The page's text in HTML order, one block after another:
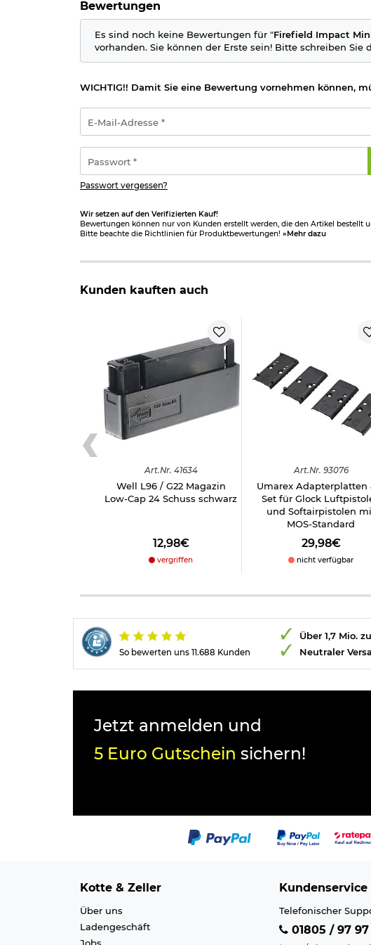
45 Grad 20 - 22 mm Halterung schwarz
Kunststoff-Schutzüberzug schwarz
Einstellschlüssel
Montageschlüssel
Absehen: 5 MOA Single Dot
Vergrösserung: 1 fach
Augenabstand: unendlich
Austrittspupille: unendlich
Maximaler Rückstoß: 800 G
Länge: ca. 49 mm
Gewicht: ca. 52 g
Batterie: CR 1632 3V Lithium (enthalten)
Batteriegesetz
Herstellerinformationen
Bewertungen
Es sind noch keine Bewertungen für "Firefield Impact
vorhanden. Sie können der Erste sein! Bitte schreiben Sie
WICHTIG!! Damit Sie eine Bewertung vornehmen können,
Mail-
Adresse
*
Passwort vergessen?
Wir setzen auf den Verifizierten Kauf!
Bewertungen können nur von Kunden erstellt werden, die den Artikel bestellt
Bitte beachte die Richtlinien für Produktbewertungen! »Mehr dazu
Kunden kauften auch
Art.Nr. 41634
Well L96 / G22 Magazin
Low-Cap 24 Schuss schwarz
12,98€
vergriffen
Art.Nr. 93076
Umarex Adapterplatten
Set für Glock
und Softairpistolen
MOS-Standard
29,98€
nicht verfügbar
So bewerten uns 11.688 Kunden
Über 1,7 Mio.
Neutraler
Jetzt anmelden und
5 Euro Gutschein sichern!
Kotte & Zeller
Über uns
Ladengeschäft
Kundenservice
Telefonischer
01805 / 97